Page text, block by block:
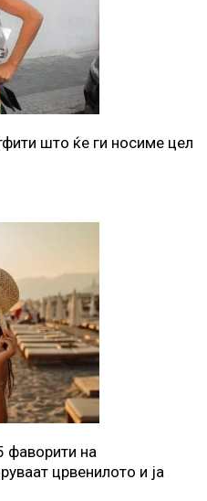
што ќе ги носиме цел
фаворити на
црвенилото и ја